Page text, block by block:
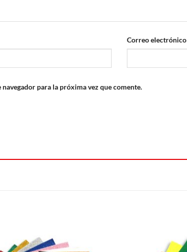
Correo electrónico
para la próxima vez que comente.